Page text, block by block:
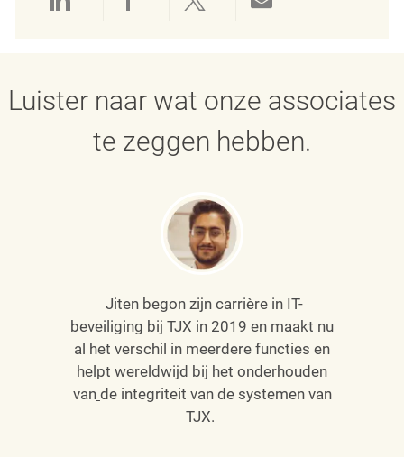
Delen via LinkedIn
Delen via Facebook
Delen via twitter
Luister naar wat onze associates
te zeggen hebben.
Jiten begon zijn carrière in IT-
beveiliging bij TJX in 2019 en maakt nu
al het verschil in meerdere functies en
helpt wereldwijd bij het onderhouden
van de integriteit van de systemen van
TJX.